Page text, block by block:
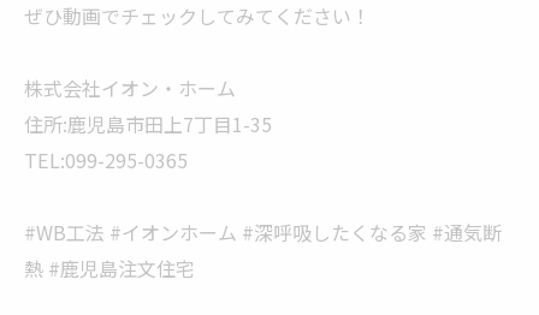
ぜひ動画でチェックしてみてください！
株式会社イオン・ホーム
住所:鹿児島市田上7丁目1-35
TEL:099-295-0365
#WB工法 #イオンホーム #深呼吸したくなる家 #通気断
熱 #鹿児島注文住宅